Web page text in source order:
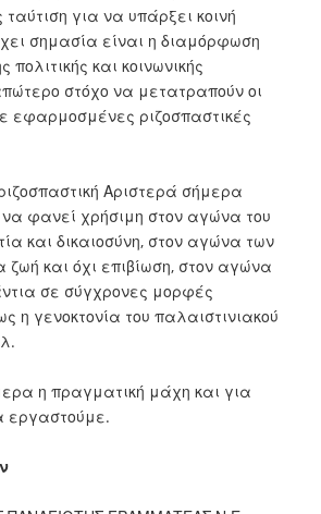
για να υπάρξει κοινή
σημασία είναι η διαμόρφωση
και κοινωνικής
στόχο να μετατραπούν οι
εφαρμοσμένες ριζοσπαστικές
Αριστερά σήμερα
να φανεί χρήσιμη στον αγώνα του
και δικαιοσύνη, στον αγώνα των
και όχι επιβίωση, στον αγώνα
σε σύγχρονες μορφές
η γενοκτονία του παλαιστινιακού
η πραγματική μάχη και για
εργαστούμε.